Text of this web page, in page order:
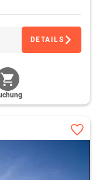
DETAILS